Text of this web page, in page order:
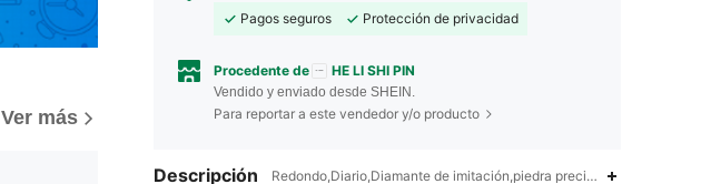
Ver más
Pagos seguros
Protección de privacidad
Procedente de HE LI SHI PIN
Vendido y enviado desde SHEIN.
Para reportar a este vendedor y/o producto
Descripción Redondo,Diario,Diamante de imitación,piedra preciosa